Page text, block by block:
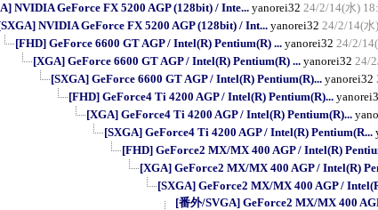
NVIDIA GeForce FX 5200 AGP (128bit) / Inte...yanorei32 24/2/14(水)
NVIDIA GeForce FX 5200 AGP (128bit) / Int...yanorei32 24/2/14(水
[FHD] GeForce 6600 GT AGP / Intel(R) Pentium(R) ... yanorei32 24/2/
[XGA] GeForce 6600 GT AGP / Intel(R) Pentium(R) ... yanorei32 24/
[SXGA] GeForce 6600 GT AGP / Intel(R) Pentium(R)... yanorei32
[FHD] GeForce4 Ti 4200 AGP / Intel(R) Pentium(R)...
[XGA] GeForce4 Ti 4200 AGP / Intel(R) Pentium(R)...
[SXGA] GeForce4 Ti 4200 AGP / Intel(R) Pentium(R...
[FHD] GeForce2 MX/MX 400 AGP / Intel(R)
[XGA] GeForce2 MX/MX 400 AGP / Intel(R)
[SXGA] GeForce2 MX/MX 400 AGP /
[番外/SVGA] GeForce2 MX/MX 400